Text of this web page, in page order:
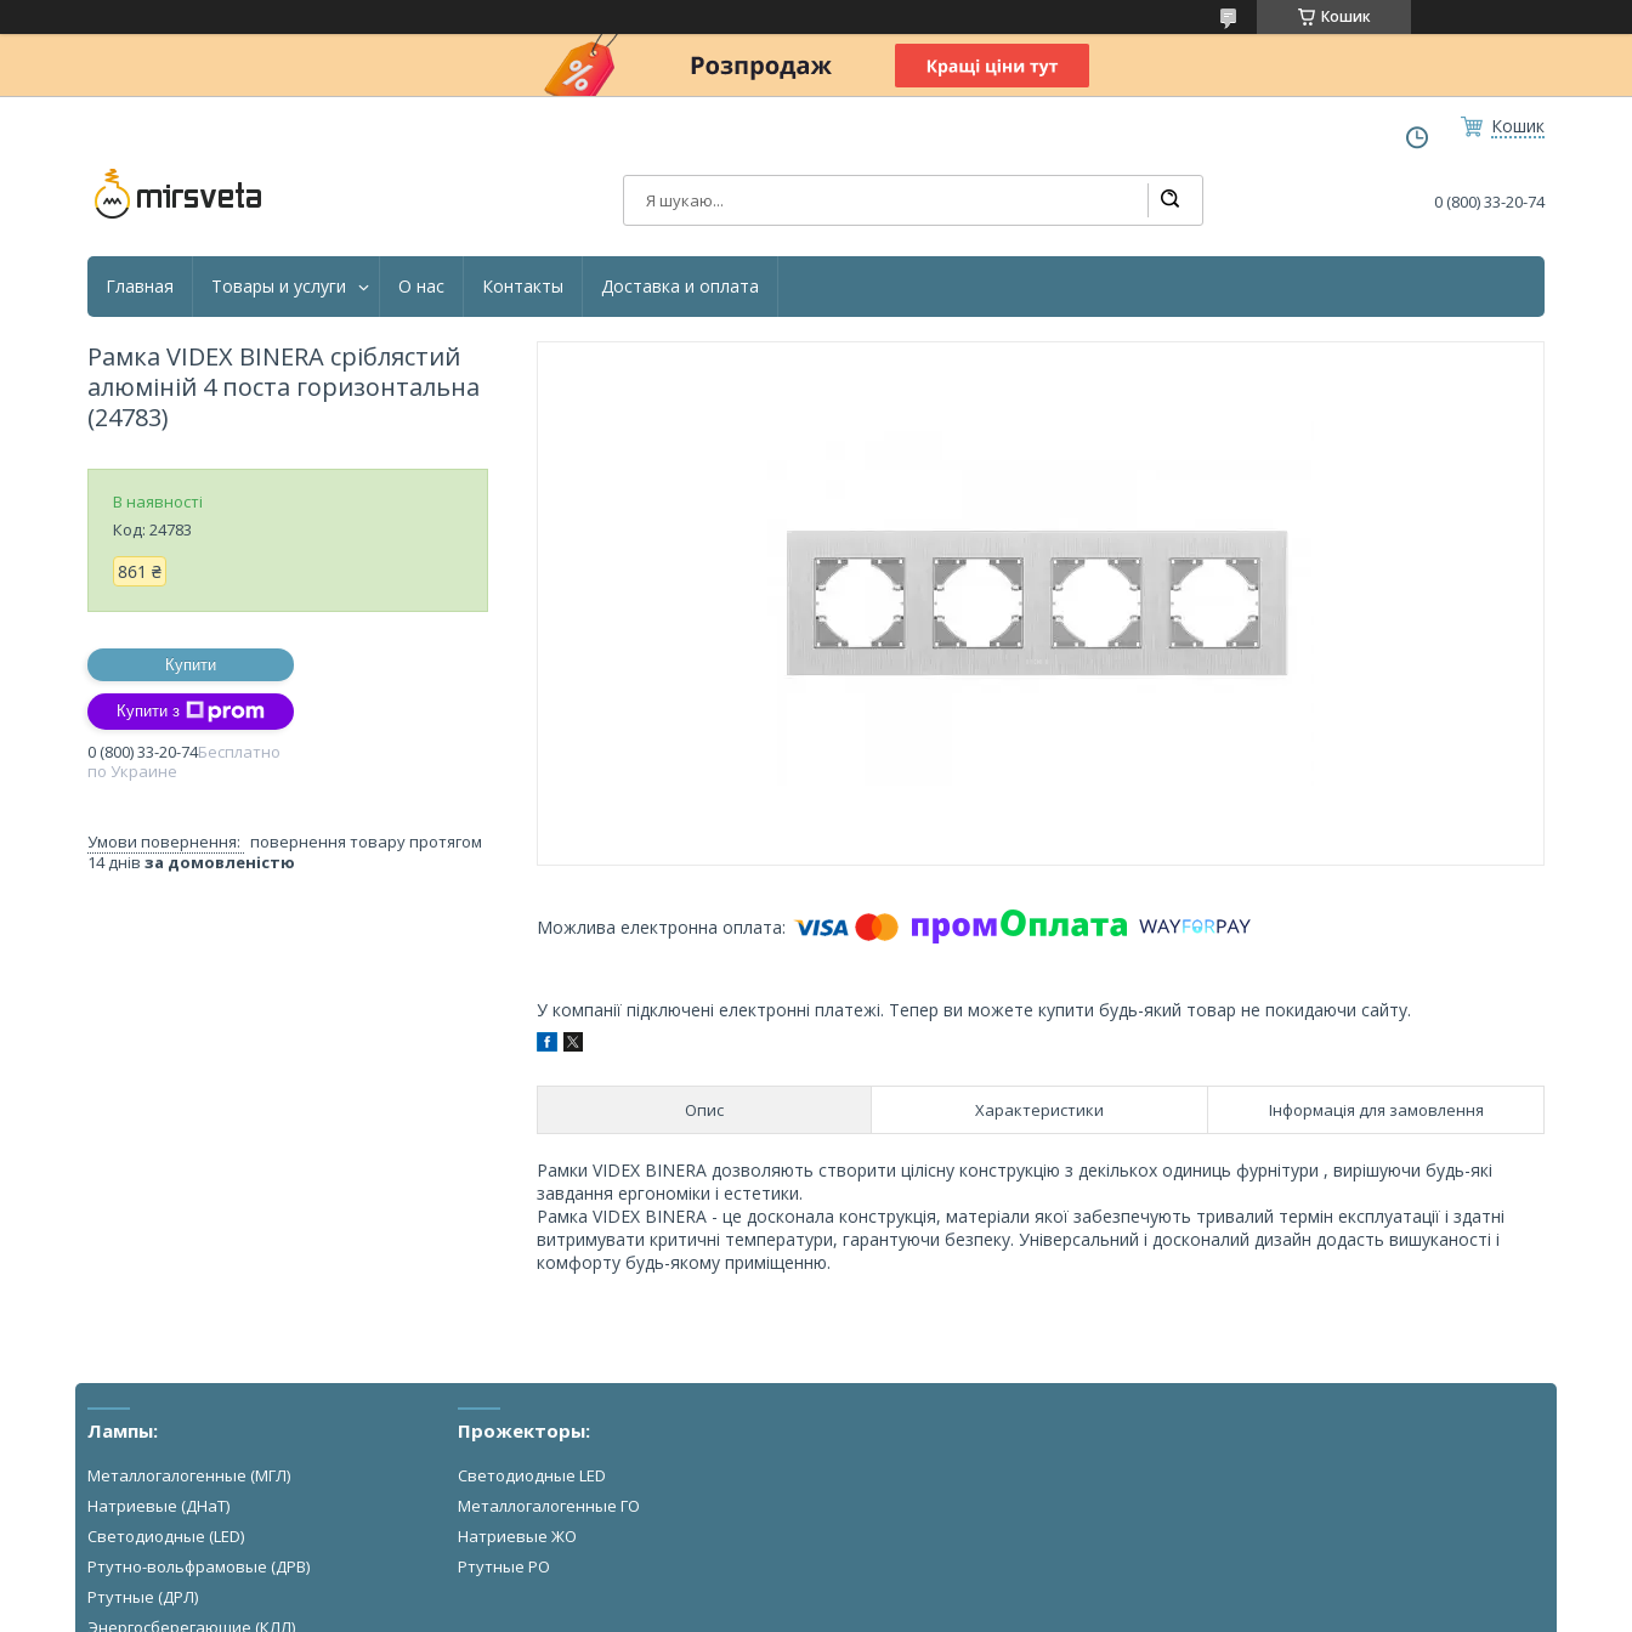
Кошик
Кошик
0 (800) 33-20-74
Главная Товары и услуги О нас Контакты Доставка и оплата
У компанії підключені електронні платежі. Тепер ви можете купити будь-який товар не покидаючи сайту.
Опис Характеристики Інформація для замовлення
Рамки VIDEX BINERA дозволяють створити цілісну конструкцію з декількох одиниць фурнітури , вирішуючи будь-які
завдання ергономіки і естетики.
Рамка VIDEX BINERA - це досконала конструкція, матеріали якої забезпечують тривалий термін експлуатації і здатні
витримувати критичні температури, гарантуючи безпеку. Універсальний і досконалий дизайн додасть вишуканості і
комфорту будь-якому приміщенню.
Рамка VIDEX BINERA сріблястий
алюміній 4 поста горизонтальна
(24783)
В наявності
Код: 24783
861 ₴
Купити
Купити з
0 (800) 33-20-74Бесплатно
по Украине
повернення товару протягом
14 днів за домовленістю
Лампы:
Металлогалогенные (МГЛ)
Натриевые (ДНаТ)
Светодиодные (LED)
Ртутно-вольфрамовые (ДРВ)
Ртутные (ДРЛ)
Энергосберегающие (КЛЛ)
Прожекторы:
Светодиодные LED
Металлогалогенные ГО
Натриевые ЖО
Ртутные РО